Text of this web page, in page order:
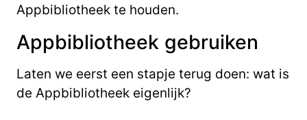
Appbibliotheek te houden.
Appbibliotheek gebruiken
Laten we eerst een stapje terug doen: wat is
de Appbibliotheek eigenlijk?